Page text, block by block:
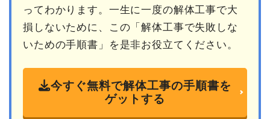
ってわかります。一生に一度の解体工事で大
損しないために、この「解体工事で失敗しな
いための手順書」を是非お役立てください。
今すぐ無料で解体工事の手順書を
ゲットする